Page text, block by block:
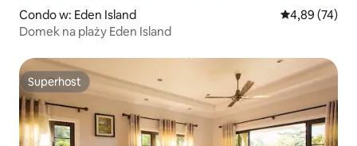
Condo w: Eden Island Średnia
4,89 (74)
Domek na plaży Eden Island
Superhost
Superhost